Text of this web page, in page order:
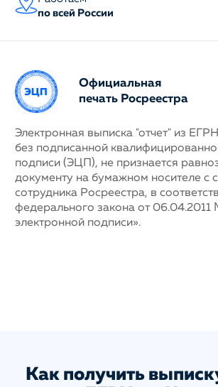
по всей России
Официальная
печать Росреестра
Электронная выписка "отчет" из
без подписанной
подписи (ЭЦП), не признается
документу на бумажном носителе с
сотрудника Росреестра, в
федерального закона от
электронной подписи».
Как получить